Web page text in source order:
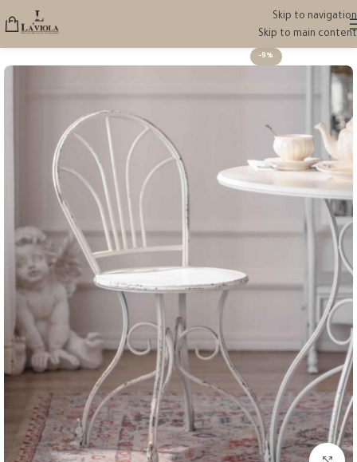
Skip to navigation
Skip to main content
-9%